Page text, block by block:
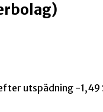
utspädning -1,49